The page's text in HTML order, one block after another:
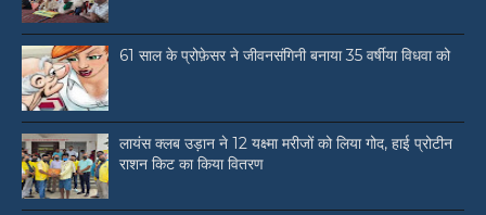
61 साल के प्रोफ़ेसर ने जीवनसंगिनी बनाया 35 वर्षीया विधवा को
लायंस क्लब उड़ान ने 12 यक्ष्मा मरीजों को लिया गोद, हाई प्रोटीन
राशन किट का किया वितरण